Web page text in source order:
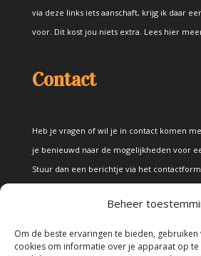
Beheer
Om de beste ervaringen te bieden,
cookies om informatie over je apparaat op te
via deze links iets aanschaft, krijg ik daar
voor. Dit kost jou niets extra. Lees hier
Contact
Heb je vragen of wil je in contact komen
je benieuwd naar de mogelijkheden voor
Stuur dan een berichtje via het